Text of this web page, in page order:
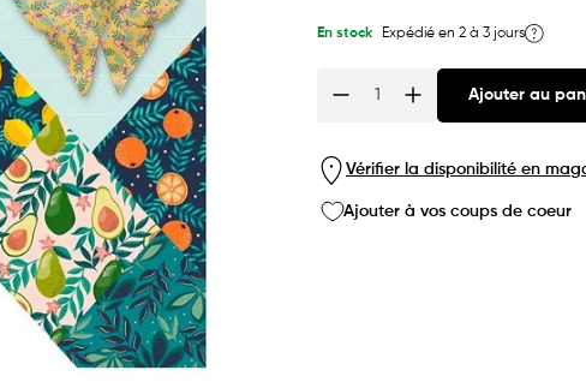
En stock Expédié en 2 à 3 jours
Quantité
Ajouter au
Vérifier la disponibilité en
Ajouter à vos coups de coeur